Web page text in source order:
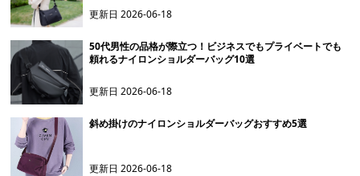
更新日2026-06-18
50代男性の品格が際立つ！ビジネスでもプライベートでも
頼れるナイロンショルダーバッグ10選
更新日2026-06-18
斜め掛けのナイロンショルダーバッグおすすめ5選
更新日2026-06-18